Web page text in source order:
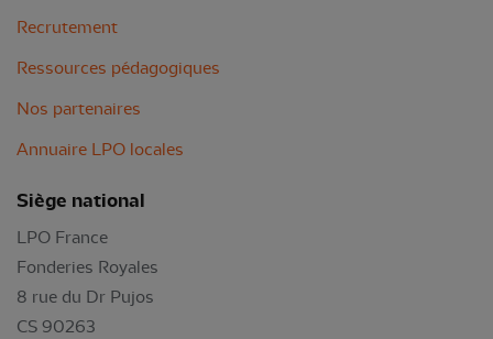
Recrutement
Ressources pédagogiques
Nos partenaires
Annuaire LPO locales
Siège national
LPO France
Fonderies Royales
8 rue du Dr Pujos
CS 90263